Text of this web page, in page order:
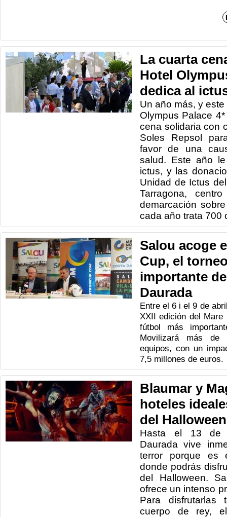
La cuarta
Hotel
dedica al
Un año más, y
Olympus Palace
cena solidaria con
Soles Repsol
favor de una
salud. Este año
ictus, y las
Unidad de Ictus
Tarragona,
demarcación
cada año trata 700
Salou acoge
Cup, el
importante
Daurada
Entre el 6 i el 9 de
XXII edición del Mare
fútbol más
Movilizará más de
equipos, con un
7,5 millones de euros.
Blaumar y
hoteles
del
Hasta el 13 de
Daurada vive
terror porque es
donde podrás
del Halloween.
ofrece un intenso
Para
cuerpo de rey,